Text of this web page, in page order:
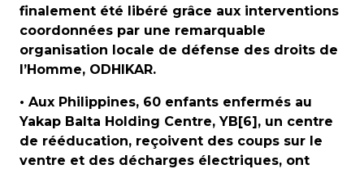
finalement été libéré grâce aux interventions
coordonnées par une remarquable
organisation locale de défense des droits de
l’Homme, ODHIKAR.
• Aux Philippines, 60 enfants enfermés au
Yakap Balta Holding Centre, YB[6], un centre
de rééducation, reçoivent des coups sur le
ventre et des décharges électriques, ont